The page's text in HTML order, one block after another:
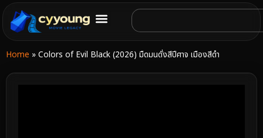
Home » Colors of Evil Black (2026) มืดมนดั่งสีปีศาจ เมืองสีดำ